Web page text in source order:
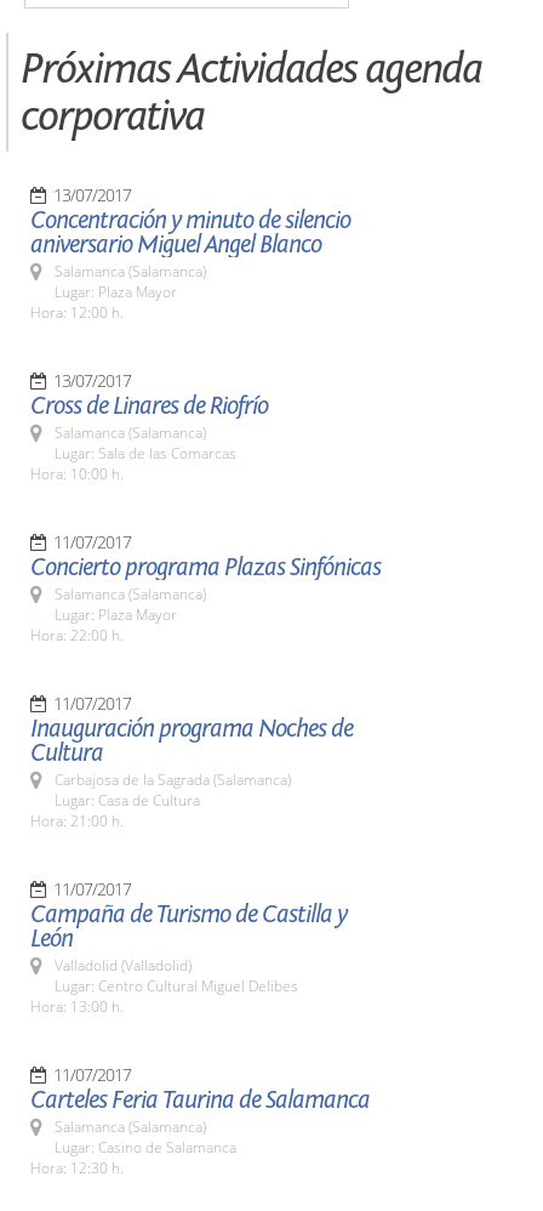
Próximas Actividades agenda
corporativa
13/07/2017
Concentración y minuto de silencio
aniversario Miguel Angel Blanco
Salamanca (Salamanca)
Lugar: Plaza Mayor
Hora: 12:00 h.
13/07/2017
Cross de Linares de Riofrío
Salamanca (Salamanca)
Lugar: Sala de las Comarcas
Hora: 10:00 h.
11/07/2017
Concierto programa Plazas Sinfónicas
Salamanca (Salamanca)
Lugar: Plaza Mayor
Hora: 22:00 h.
11/07/2017
Inauguración programa Noches de
Cultura
Carbajosa de la Sagrada (Salamanca)
Lugar: Casa de Cultura
Hora: 21:00 h.
11/07/2017
Campaña de Turismo de Castilla y
León
Valladolid (Valladolid)
Lugar: Centro Cultural Miguel Delibes
Hora: 13:00 h.
11/07/2017
Carteles Feria Taurina de Salamanca
Salamanca (Salamanca)
Lugar: Casino de Salamanca
Hora: 12:30 h.